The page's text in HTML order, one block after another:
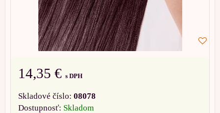
14,35 € s DPH
Skladové číslo: 08078
Dostupnosť: Skladom